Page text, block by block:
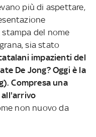
più di aspettare,
del nome
sia stato
impazienti del
De Jong? Oggi è la
Compresa una
all'arrivo
non nuovo da